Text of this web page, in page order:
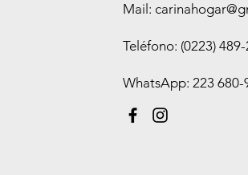
Mail:
Teléfono: (0223)
WhatsApp: 223 680-